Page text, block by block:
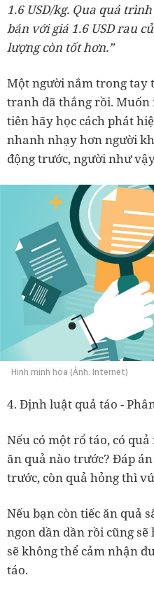
1.6 USD/kg. Qua quá
bán với giá 1.6 USD rau
lượng còn tốt hơn.”
Một người nắm trong tay
tranh đã thắng rồi. Muốn
tiên hãy học cách phát
nhanh nhạy hơn người
động trước, người như
Hình minh họa (Ảnh: Internet)
4. Định luật quả táo -
Nếu có một rổ táo, có
ăn quả nào trước? Đáp
trước, còn quả hỏng thì
Nếu bạn còn tiếc ăn quả
ngon dần dần rồi cũng
sẽ không thể cảm nhận
táo.